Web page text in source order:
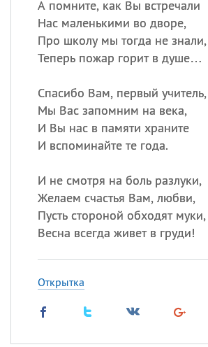
А помните, как Вы встречали
Нас маленькими во дворе,
Про школу мы тогда не знали,
Теперь пожар горит в душе…
Спасибо Вам, первый учитель,
Мы Вас запомним на века,
И Вы нас в памяти храните
И вспоминайте те года.
И не смотря на боль разлуки,
Желаем счастья Вам, любви,
Пусть стороной обходят муки,
Весна всегда живет в груди!
Открытка